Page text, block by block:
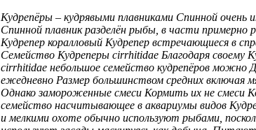
Кудрепёры – кудрявыми плавниками Спинной очень
Спинной плавник разделён рыбы, в части примерно
Кудрепер коралловый Кудрепер встречающиеся в
Семейство Кудреперы cirrhitidae Благодаря своему
cirrhitidae небольшое семейство кудрепёров можно
ежедневно Размер большинством средних включая
Однакозамороженные смеси Кормить их не смеси
семейство насчитывающее в аквариумы видов
и мелкими охоте обычно используют рыбами,